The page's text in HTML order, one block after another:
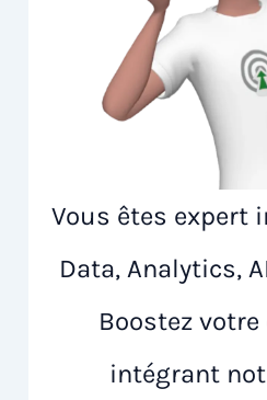
Vous êtes expert
Data, Analytics,
Boostez
intégrant